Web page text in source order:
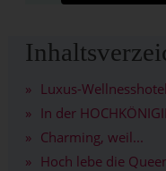
Luxus-
In der
Charming, weil...
Hoch lebe die